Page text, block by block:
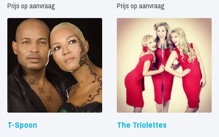
Prijs op aanvraag Prijs op aanvraag
T-Spoon The Triolettes